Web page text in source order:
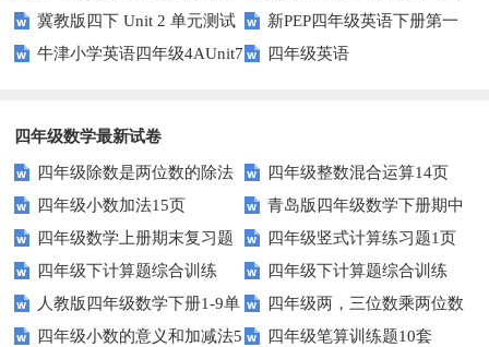
部分答案
冀教版四下 Unit 2 单元测试
新PEP四年级英语下册第一
单元测试题
牛津小学英语四年级4AUnit7
四年级英语
四年级数学最新试卷
四年级除数是两位数的除法
11页
四年级整数混合运算14页
四年级小数加法15页
青岛版四年级数学下册期中
测试题及答案
四年级数学上册期末复习题
及详细答案(5套)
四年级竖式计算练习题1页
（无答案）
四年级下计算题综合训练
（师版）
四年级下计算题综合训练
（学生版）
人教版四年级数学下册1-9单
元试题(含期中及3套期末)
四年级两，三位数乘两位数
22页
四年级小数的意义和加减法5
四年级笔算训练题10套